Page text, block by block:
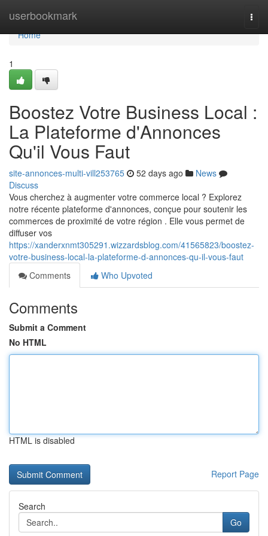
userbookmark
Home
Home
1
Boostez Votre Business Local :
La Plateforme d'Annonces
Qu'il Vous Faut
site-annonces-multi-vill253765 52 days ago
News
Discuss
Vous cherchez à augmenter votre commerce local ? Explorez
notre récente plateforme d'annonces, conçue pour soutenir les
commerces de proximité de votre région . Elle vous permet de
diffuser vos
https://xanderxnmt305291.wizzardsblog.com/41565823/boostez-
votre-business-local-la-plateforme-d-annonces-qu-il-vous-faut
Comments
Who Upvoted
Comments
Submit a Comment
No HTML
HTML is disabled
Report Page
Search
Go